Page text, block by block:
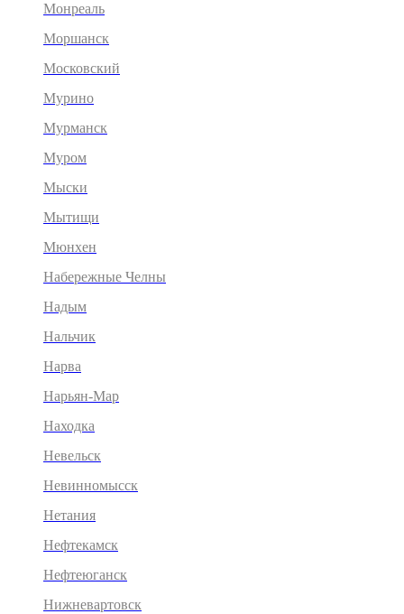
Монреаль
Моршанск
Московский
Мурино
Мурманск
Муром
Мыски
Мытищи
Мюнхен
Набережные Челны
Надым
Нальчик
Нарва
Нарьян-Мар
Находка
Невельск
Невинномысск
Нетания
Нефтекамск
Нефтеюганск
Нижневартовск